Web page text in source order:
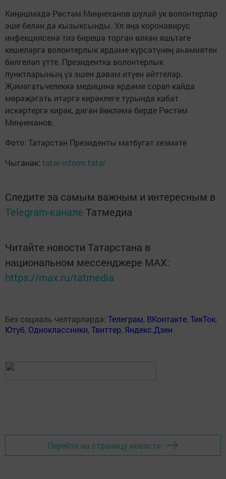
Киңәшмәдә Рөстәм Миңнеханов шулай ук волонтерлар
эше белән дә кызыксынды. Ул яңа коронавирус
инфекциясенә тиз бирешә торган өлкән яшьтәге
кешеләргә волонтерлык ярдәме күрсәтүнең әһәмиятен
билгеләп үтте. Президентка волонтерлык
пунктларының үз эшен дәвам итүен әйттеләр.
Җәмәгатьчелеккә медицина ярдәме сорап кайда
мөрәҗәгать итәргә кирәклеге турында кабат
искәртергә кирәк, дигән йөкләмә бирде Рөстәм
Миңнеханов.
Фото: Татарстан Президенты матбугат хезмәте
Чыганак: tatar-inform.tatar
Следите за самым важным и интересным в
Telegram-канале Татмедиа
Читайте новости Татарстана в
национальном мессенджере MАХ:
https://max.ru/tatmedia
Без социаль челтәрләрдә: Телеграм, ВКонтакте,ТикТок,
Ютуб, Одноклассники,Твиттер, Яндекс.Дзен
Перейти на страницу новости